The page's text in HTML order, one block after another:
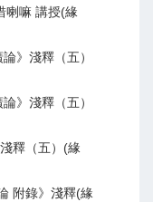
喇嘛 講授(緣
》淺釋（五）
》淺釋（五）
釋（五）(緣
附錄》淺釋(緣